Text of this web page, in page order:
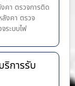
คา ตรวจการติด
ลังคา ตรวจ
ระบบไฟ
การรับ